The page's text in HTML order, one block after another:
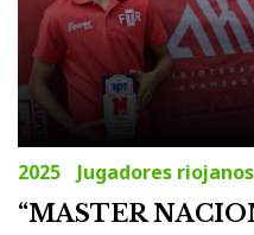
2025 Jugadores riojanos
“MASTER